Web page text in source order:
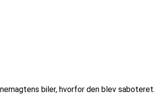
biler, hvorfor den blev saboteret.